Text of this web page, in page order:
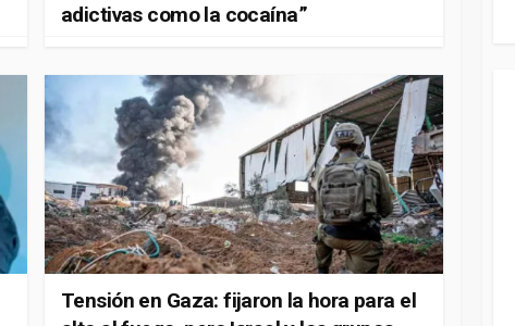
adictivas como la cocaína”
Tensión en Gaza: fijaron la hora para el